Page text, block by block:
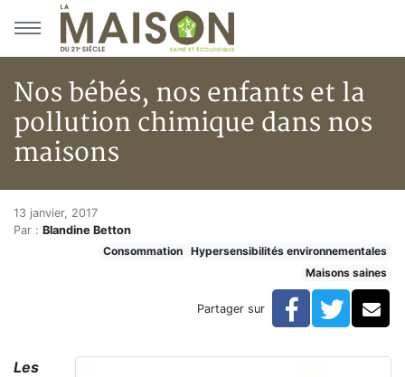
Aller au menu principal
Aller au contenu principal
Nos bébés, nos enfants et la
pollution chimique dans nos
maisons
Accueil
Articles
Maisons saines
Nos bébés, nos enfants et la pollution chimique dans
Nos bébés, nos enfants et la
13 janvier, 2017
Par : Blandine Betton
Consommation
Hypersensibilités environnementales
Maisons saines
Partager sur Facebook
Les